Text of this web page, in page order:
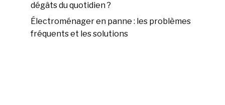
dégâts du quotidien ?
Électroménager en panne : les problèmes
fréquents et les solutions